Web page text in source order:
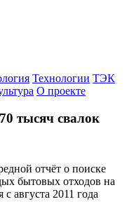
Технологии ТЭК
О проекте
тысяч свалок
отчёт о поиске
бытовых отходов на
августа 2011 года